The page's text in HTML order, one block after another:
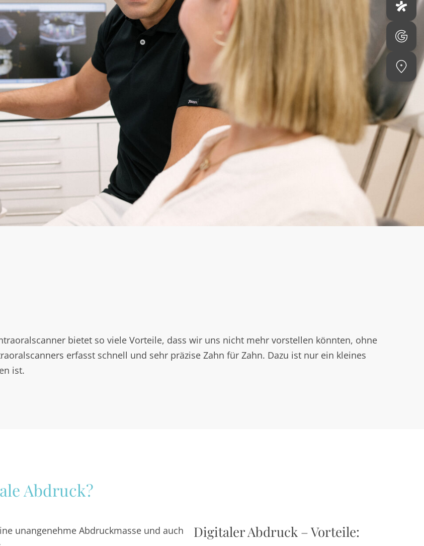
bietet so viele Vorteile, dass wir uns nicht mehr vorstellen könnten, ohne
erfasst schnell und sehr präzise Zahn für Zahn. Dazu ist nur ein kleines
ist.
Abdruck?
unangenehme Abdruckmasse und auch
Digitaler Abdruck – Vorteile: